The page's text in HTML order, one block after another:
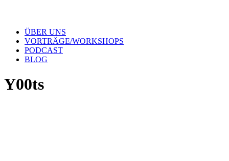
ÜBER UNS
VORTRÄGE/WORKSHOPS
PODCAST
BLOG
Y00ts